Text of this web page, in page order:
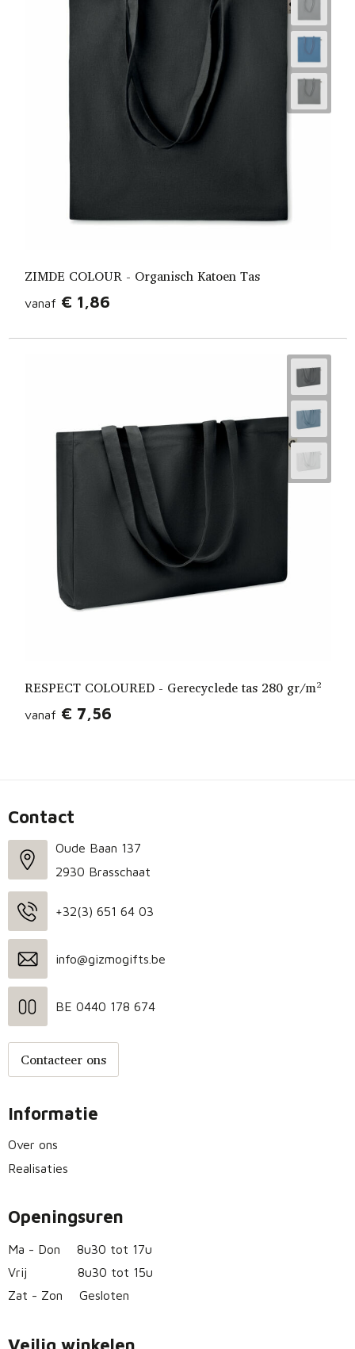
ZIMDE COLOUR - Organisch Katoen Tas
vanaf € 1,86
RESPECT COLOURED - Gerecyclede tas 280 gr/m²
vanaf € 7,56
Contact
Oude Baan 137
2930 Brasschaat
+32(3) 651 64 03
info@gizmogifts.be
BE 0440 178 674
Contacteer ons
Informatie
Over ons
Realisaties
Openingsuren
Ma - Don
8u30 tot 17u
Vrij
8u30 tot 15u
Zat - Zon
Gesloten